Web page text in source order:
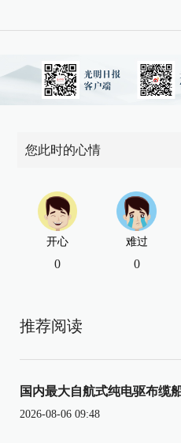
您此时的心情
开心
0
难过
0
推荐阅读
国内最大自航式纯电驱布缆
2026-08-06 09:48